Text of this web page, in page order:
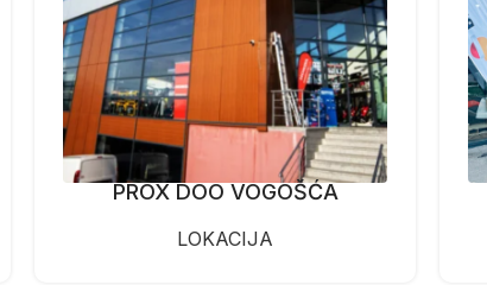
PROX DOO VOGOŠĆA
LOKACIJA